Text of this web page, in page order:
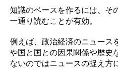
知識のベースを作るには、そ
一通り読むことが有効。
例えば、政治経済のニュース
や国と国との因果関係や歴史
ないのではニュースの捉え方